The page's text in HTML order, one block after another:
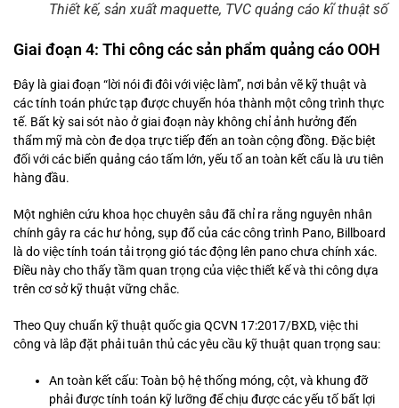
Thiết kế, sản xuất maquette, TVC quảng cáo kĩ thuật số
Giai đoạn 4: Thi công các sản phẩm quảng cáo OOH
Đây là giai đoạn “lời nói đi đôi với việc làm”, nơi bản vẽ kỹ thuật và
các tính toán phức tạp được chuyển hóa thành một công trình thực
tế. Bất kỳ sai sót nào ở giai đoạn này không chỉ ảnh hưởng đến
thẩm mỹ mà còn đe dọa trực tiếp đến an toàn cộng đồng. Đặc biệt
đối với các biển quảng cáo tấm lớn, yếu tố an toàn kết cấu là ưu tiên
hàng đầu.
Một nghiên cứu khoa học chuyên sâu đã chỉ ra rằng nguyên nhân
chính gây ra các hư hỏng, sụp đổ của các công trình Pano, Billboard
là do việc tính toán tải trọng gió tác động lên pano chưa chính xác.
Điều này cho thấy tầm quan trọng của việc thiết kế và thi công dựa
trên cơ sở kỹ thuật vững chắc.
Theo Quy chuẩn kỹ thuật quốc gia QCVN 17:2017/BXD, việc thi
công và lắp đặt phải tuân thủ các yêu cầu kỹ thuật quan trọng sau:
An toàn kết cấu: Toàn bộ hệ thống móng, cột, và khung đỡ
phải được tính toán kỹ lưỡng để chịu được các yếu tố bất lợi